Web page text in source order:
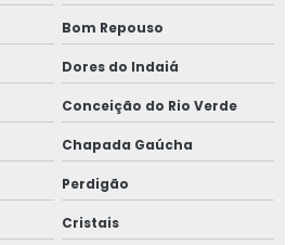
Bom Repouso
Dores do Indaiá
Conceição do Rio Verde
Chapada Gaúcha
Perdigão
Cristais